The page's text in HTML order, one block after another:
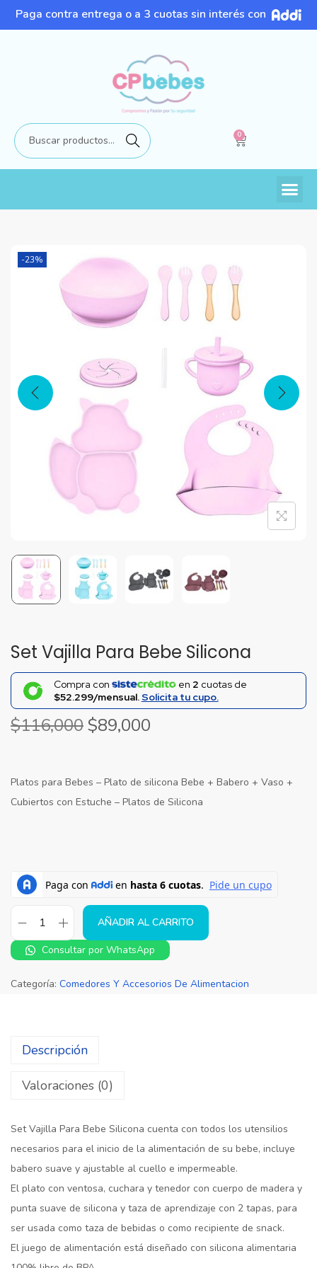
Paga contra entrega o a 3 cuotas sin interés con
Buscar 0
-23%
Set Vajilla Para Bebe Silicona
Compra con en 2 cuotas de
$52.299/mensual.Solicita tu cupo.
$116,000$89,000
Platos para Bebes – Plato de silicona Bebe + Babero + Vaso +
Cubiertos con Estuche – Platos de Silicona
AÑADIR AL CARRITO
Consultar por WhatsApp
Categoría: Comedores Y Accesorios De Alimentacion
Descripción
Valoraciones (0)
Set Vajilla Para Bebe Silicona cuenta con todos los utensilios
necesarios para el inicio de la alimentación de su bebe, incluye
babero suave y ajustable al cuello e impermeable.
El plato con ventosa, cuchara y tenedor con cuerpo de madera y
punta suave de silicona y taza de aprendizaje con 2 tapas, para
ser usada como taza de bebidas o como recipiente de snack.
El juego de alimentación está diseñado con silicona alimentaria